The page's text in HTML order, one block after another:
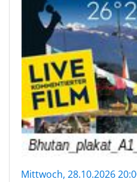
Mittwoch, 28.10.2026